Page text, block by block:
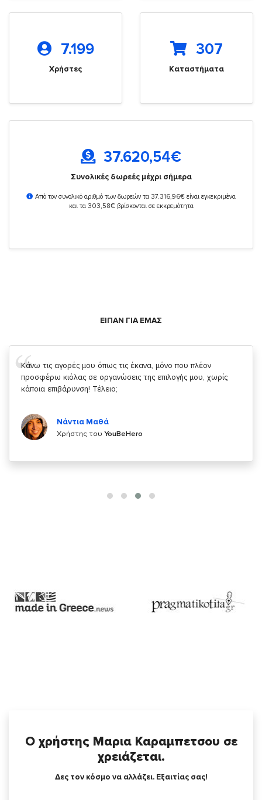
7.199
Χρήστες
307
Καταστήματα
37.620,54€
Συνολικές δωρεές μέχρι σήμερα
Από τον συνολικό αριθμό των δωρεών τα 37.316,96€ είναι εγκεκριμένα
και τα 303,58€ βρίσκονται σε εκκρεμότητα
ΕΙΠΑΝ ΓΙΑ ΕΜΑΣ
Σας ευχαριστώ που μας δίνετε την δυνατότητα να κάνουμε
κάτι!
Χρήστης τουYouBeHero
Ο χρήστης Μαρια Καραμπετσου σε
χρειάζεται.
Δες τον κόσμο να αλλάζει. Εξαιτίας σας!